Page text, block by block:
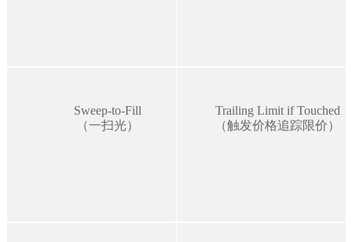
Sweep-to-Fill
（一扫光）
Trailing Limit if Touched
（触发价格追踪限价）